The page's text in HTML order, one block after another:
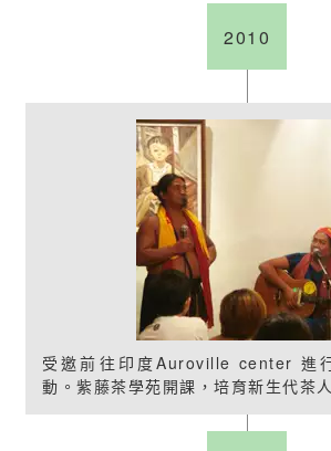
2010
受邀前往印度Auroville center 進
動。紫藤茶學苑開課，培育新生代茶